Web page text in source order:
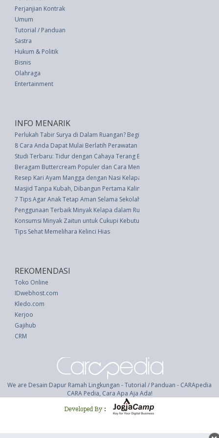
Perjanjian Kontrak
Umum
Tutorial / Panduan
Sastra
Hukum & Politik
Bisnis
Olahraga
Entertainment
INFO MENARIK
Perlukah Tabir Surya di Dalam Ruangan? Begini Faktanya
8 Cara Anda Dapat Mulai Berlatih Perawatan Diri Saat Ini
Studi Terbaru: Tidur dengan Cahaya Terang Bisa Membahayakan
Beragam Buttercream Populer dan Cara Membuatnya
Resep Kari Ayam Mangga dengan Nasi Kelapa, Cocok untuk Menu Sahur
Masjid Tanpa Kubah, Dibangun Pertama Kalinya Oleh Australia
7 Tips Agar Anak Tetap Aman Selama Sekolah Jarak Jauh atau Online
Penggunaan Terbaik Minyak Kelapa dalam Rutinitas Kecantikan Anda
Konsumsi Minyak Zaitun untuk Cukupi Kebutuhan Lemak
Tips Sehat Memelihara Kelinci Hias
REKOMENDASI
Toko Online
IDwebhost.com
Kledo.com
Kerjoo
Gajihub
CRM
We are Desain Dapur Ramah Lingkungan - Tutorial / Panduan - CARApedia
CARA Pedia, Cara Apa Aja Ada!